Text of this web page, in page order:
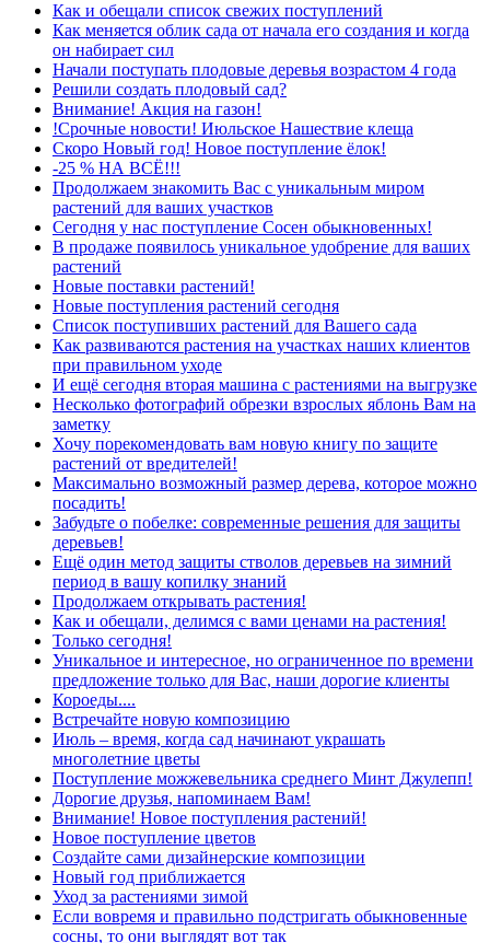
Как и обещали список свежих поступлений
Как меняется облик сада от начала его создания и когда
он набирает сил
Начали поступать плодовые деревья возрастом 4 года
Решили создать плодовый сад?
Внимание! Акция на газон!
!Срочные новости! Июльское Нашествие клеща
Скоро Новый год! Новое поступление ёлок!
-25 % НА ВСЁ!!!
Продолжаем знакомить Вас с уникальным миром
растений для ваших участков
Сегодня у нас поступление Сосен обыкновенных!
В продаже появилось уникальное удобрение для ваших
растений
Новые поставки растений!
Новые поступления растений сегодня
Список поступивших растений для Вашего сада
Как развиваются растения на участках наших клиентов
при правильном уходе
И ещё сегодня вторая машина с растениями на выгрузке
Несколько фотографий обрезки взрослых яблонь Вам на
заметку
Хочу порекомендовать вам новую книгу по защите
растений от вредителей!
Максимально возможный размер дерева, которое можно
посадить!
Забудьте о побелке: современные решения для защиты
деревьев!
Ещё один метод защиты стволов деревьев на зимний
период в вашу копилку знаний
Продолжаем открывать растения!
Как и обещали, делимся с вами ценами на растения!
Только сегодня!
Уникальное и интересное, но ограниченное по времени
предложение только для Вас, наши дорогие клиенты
Короеды....
Встречайте новую композицию
Июль – время, когда сад начинают украшать
многолетние цветы
Поступление можжевельника среднего Минт Джулепп!
Дорогие друзья, напоминаем Вам!
Внимание! Новое поступления растений!
Новое поступление цветов
Создайте сами дизайнерские композиции
Новый год приближается
Уход за растениями зимой
Если вовремя и правильно подстригать обыкновенные
сосны, то они выглядят вот так